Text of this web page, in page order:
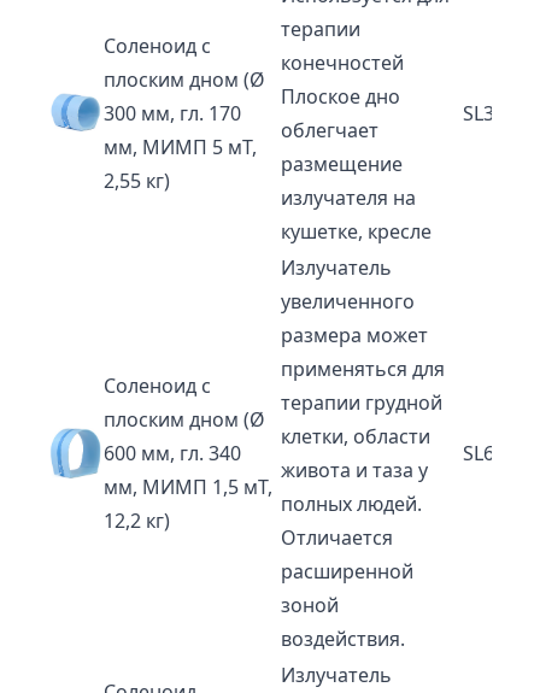
Соленоид с
плоским дном (Ø
300 мм, гл. 170
мм, МИМП 5 мТ,
2,55 кг)
терапии
конечностей
Плоское дно
облегчает
размещение
излучателя на
кушетке, кресле
SL30-P
Соленоид с
плоским дном (Ø
600 мм, гл. 340
мм, МИМП 1,5 мТ,
12,2 кг)
Излучатель
увеличенного
размера может
применяться для
терапии грудной
клетки, области
живота и таза у
полных людей.
Отличается
расширенной
зоной
воздействия.
SL60-P
Излучатель